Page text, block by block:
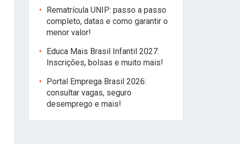
Rematrícula UNIP: passo a passo
completo, datas e como garantir o
menor valor!
Educa Mais Brasil Infantil 2027:
Inscrições, bolsas e muito mais!
Portal Emprega Brasil 2026:
consultar vagas, seguro
desemprego e mais!